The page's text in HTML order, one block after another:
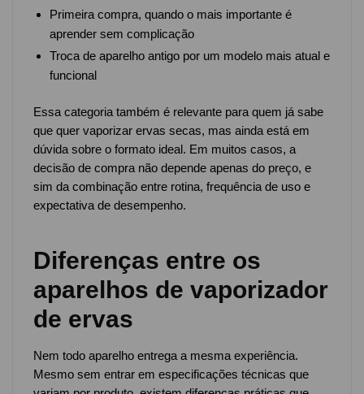
Primeira compra, quando o mais importante é
aprender sem complicação
Troca de aparelho antigo por um modelo mais atual e
funcional
Essa categoria também é relevante para quem já sabe
que quer vaporizar ervas secas, mas ainda está em
dúvida sobre o formato ideal. Em muitos casos, a
decisão de compra não depende apenas do preço, e
sim da combinação entre rotina, frequência de uso e
expectativa de desempenho.
Diferenças entre os
aparelhos de vaporizador
de ervas
Nem todo aparelho entrega a mesma experiência.
Mesmo sem entrar em especificações técnicas que